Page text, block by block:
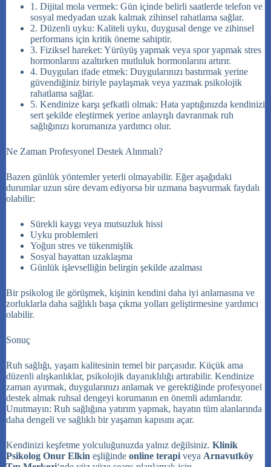
1. Dijital mola vermek: Gün içinde belirli saatlerde telefon ve
sosyal medyadan uzak kalmak zihinsel rahatlama sağlar.
2. Düzenli uyku: Kaliteli uyku, duygusal denge ve zihinsel
performans için kritik öneme sahiptir.
3. Fiziksel hareket: Yürüyüş yapmak veya spor yapmak stres
hormonlarını azaltırken mutluluk hormonlarını artırır.
4. Duyguları ifade etmek: Duygularınızı bastırmak yerine
güvendiğiniz biriyle paylaşmak veya yazmak psikolojik
rahatlama sağlar.
5. Kendinize karşı şefkatli olmak: Hata yaptığınızda kendinizi
sert şekilde eleştirmek yerine anlayışlı davranmak ruh
sağlığınızı korumanıza yardımcı olur.
Ne Zaman Profesyonel Destek Alınmalı?
Bazen günlük yöntemler yeterli olmayabilir. Eğer aşağıdaki
durumlar uzun süre devam ediyorsa bir uzmana başvurmak faydalı
olabilir:
Sürekli kaygı veya mutsuzluk hissi
Uyku problemleri
Yoğun stres ve tükenmişlik
Sosyal hayattan uzaklaşma
Günlük işlevselliğin belirgin şekilde azalması
Bir psikolog ile görüşmek, kişinin kendini daha iyi anlamasına ve
zorluklarla daha sağlıklı başa çıkma yolları geliştirmesine yardımcı
olabilir.
Sonuç
Ruh sağlığı, yaşam kalitesinin temel bir parçasıdır. Küçük ama
düzenli alışkanlıklar, psikolojik dayanıklılığı artırabilir. Kendinize
zaman ayırmak, duygularınızı anlamak ve gerektiğinde profesyonel
destek almak ruhsal dengeyi korumanın en önemli adımlarıdır.
Unutmayın: Ruh sağlığına yatırım yapmak, hayatın tüm alanlarında
daha dengeli ve sağlıklı bir yaşamın kapısını açar.
Kendinizi keşfetme yolculuğunuzda yalnız değilsiniz. Klinik
Psikolog Onur Elkin eşliğinde online terapi veya Arnavutköy